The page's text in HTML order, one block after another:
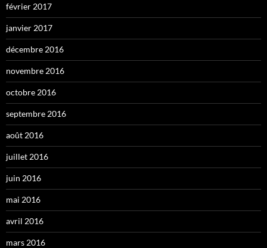
février 2017
janvier 2017
décembre 2016
novembre 2016
octobre 2016
septembre 2016
août 2016
juillet 2016
juin 2016
mai 2016
avril 2016
mars 2016